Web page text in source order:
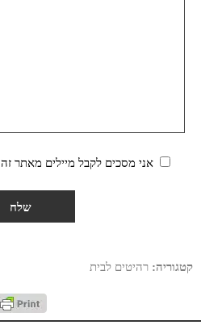
אני מסכים לקבל מיילים מאתר זה
קטגוריה: רהיטים לבית